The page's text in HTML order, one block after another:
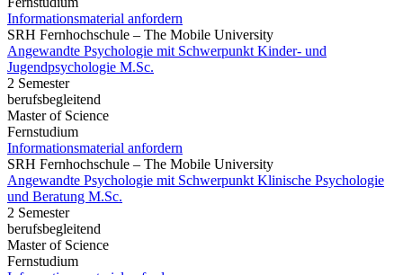
Informationsmaterial anfordern
SRH Fernhochschule – The Mobile University
Angewandte Psychologie mit Schwerpunkt Kinder- und
Jugendpsychologie M.Sc.
2 Semester
berufsbegleitend
Master of Science
Fernstudium
Informationsmaterial anfordern
SRH Fernhochschule – The Mobile University
Angewandte Psychologie mit Schwerpunkt Klinische Psychologie
und Beratung M.Sc.
2 Semester
berufsbegleitend
Master of Science
Fernstudium